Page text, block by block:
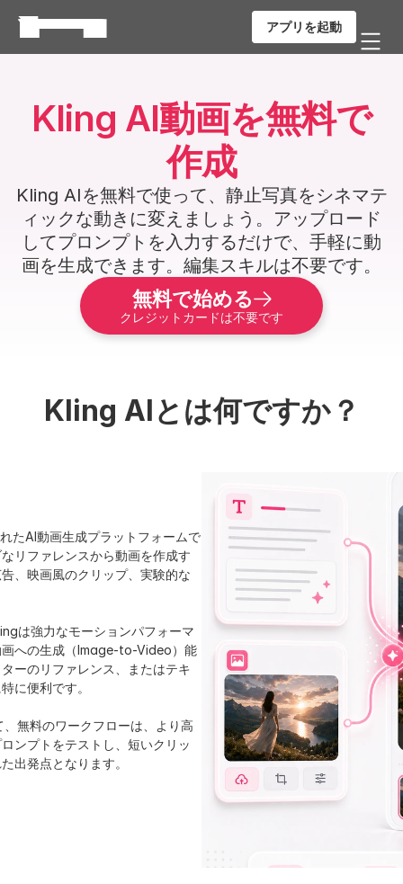
アプリを起動
Kling AI動画を無料で
作成
Kling AIを無料で使って、静止写真をシネマテ
ィックな動きに変えましょう。アップロード
してプロンプトを入力するだけで、手軽に動
画を生成できます。編集スキルは不要です。
無料で始める
クレジットカードは不要です
Kling AIとは何ですか？
たAI動画生成プラットフォームで
リファレンスから動画を作成す
、映画風のクリップ、実験的な
は強力なモーションパフォーマ
画への生成（Image-to-Video）能
ーのリファレンス、またはテキ
に便利です。
無料のワークフローは、より高
ンプトをテストし、短いクリッ
出発点となります。